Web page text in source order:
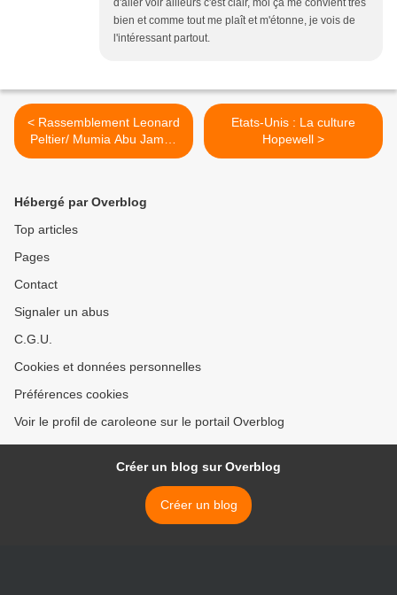
d'aller voir ailleurs c'est clair, moi ça me convient très
bien et comme tout me plaît et m'étonne, je vois de
l'intéressant partout.
< Rassemblement Leonard
Peltier/ Mumia Abu Jamal/
Red Fawn- Solidarité avec
Concorde, le 5/07/17)
Etats-Unis : La culture
Hopewell >
Hébergé par Overblog
Top articles
Pages
Contact
Signaler un abus
C.G.U.
Cookies et données personnelles
Préférences cookies
Voir le profil de caroleone sur le portail Overblog
Créer un blog sur Overblog
Créer un blog